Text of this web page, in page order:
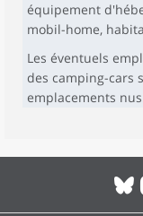
équipement
mobil-home,
Les éventuels
des camping-cars
emplacements